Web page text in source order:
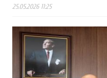
25.05.2026 11:25